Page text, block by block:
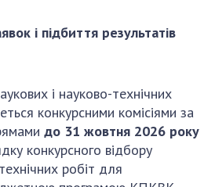
і підбиття результатів
і науково-технічних
конкурсними комісіями за
до 31 жовтня 2026 року
конкурсного відбору
робіт для